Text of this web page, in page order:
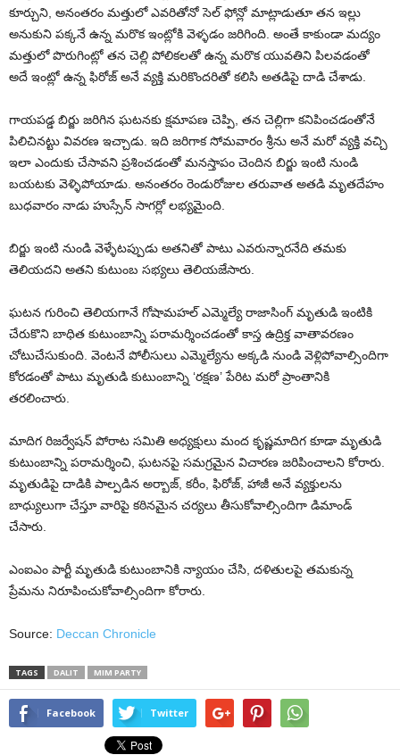
కూర్చుని, అనంతరం మత్తులో ఎవరితోనో సెల్ ఫోన్లో మాట్లాడుతూ తన ఇల్లు
అనుకుని పక్కనే ఉన్న మరొక ఇంట్లోకి వెళ్ళడం జరిగింది. అంతే కాకుండా మద్యం
మత్తులో పొరుగింట్లో తన చెల్లి పోలికలతో ఉన్న మరొక యువతిని పిలవడంతో
అదే ఇంట్లో ఉన్న ఫిరోజ్ అనే వ్యక్తి మరికొందరితో కలిసి అతడిపై దాడి చేశాడు.
గాయపడ్డ బిర్జు జరిగిన ఘటనకు క్షమాపణ చెప్పి, తన చెల్లిగా కనిపించడంతోనే
పిలిచినట్టు వివరణ ఇచ్చాడు. ఇది జరిగాక సోమవారం శ్రీను అనే మరో వ్యక్తి వచ్చి
ఇలా ఎందుకు చేసావని ప్రశించడంతో మనస్తాపం చెందిన బిర్జు ఇంటి నుండి
బయటకు వెళ్ళిపోయాడు. అనంతరం రెండురోజుల తరువాత అతడి మృతదేహం
బుధవారం నాడు హుస్సేన్ సాగర్లో లభ్యమైంది.
బిర్జు ఇంటి నుండి వెళ్ళేటప్పుడు అతనితో పాటు ఎవరున్నారనేది తమకు
తెలియదని అతని కుటుంబ సభ్యలు తెలియజేసారు.
ఘటన గురించి తెలియగానే గోషామహల్ ఎమ్మెల్యే రాజాసింగ్ మృతుడి ఇంటికి
చేరుకొని బాధిత కుటుంబాన్ని పరామర్శించడంతో కాస్త ఉద్రిక్త వాతావరణం
చోటుచేసుకుంది. వెంటనే పోలీసులు ఎమ్మెల్యేను అక్కడి నుండి వెళ్లిపోవాల్సిందిగా
కోరడంతో పాటు మృతుడి కుటుంబాన్ని ‘రక్షణ’ పేరిట మరో ప్రాంతానికి
తరలించారు.
మాదిగ రిజర్వేషన్ పోరాట సమితి అధ్యక్షులు మంద కృష్ణమాదిగ కూడా మృతుడి
కుటుంబాన్ని పరామర్శించి, ఘటనపై సమగ్రమైన విచారణ జరిపించాలని కోరారు.
మృతుడిపై దాడికి పాల్పడిన అర్బాజ్, కరీం, ఫిరోజ్, హాజీ అనే వ్యక్తులను
బాధ్యులుగా చేస్తూ వారిపై కఠినమైన చర్యలు తీసుకోవాల్సిందిగా డిమాండ్
చేసారు.
ఎంఐఎం పార్టీ మృతుడి కుటుంబానికి న్యాయం చేసి, దళితులపై తమకున్న
ప్రేమను నిరూపించుకోవాల్సిందిగా కోరారు.
Source: Deccan Chronicle
TAGS DALIT MIM PARTY
Facebook Twitter